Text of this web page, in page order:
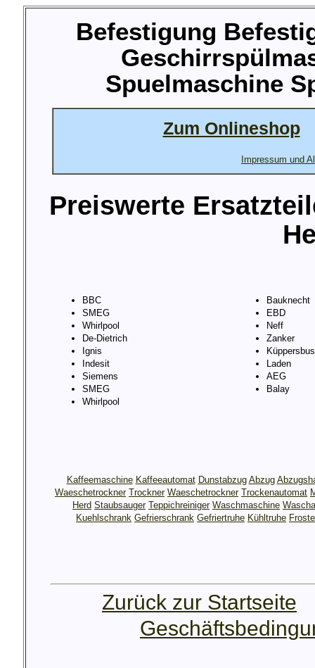
Befestigung
Spuelmaschine
Zum Onlineshop
Impressum und
Preiswerte
BBC
SMEG
Whirlpool
De-Dietrich
Ignis
Indesit
Siemens
SMEG
Whirlpool
Bauknecht
EBD
Neff
Zanker
Laden
AEG
Balay
Kaffeemaschine Kaffeeautomat Dunstabzug Abzug
Waeschetrockner Trockner Waeschetrockner Trockenautomat
Herd Staubsauger Teppichreiniger Waschmaschine
Kuehlschrank Gefrierschrank Gefriertruhe Kühltruhe
Zurück zur Startseite